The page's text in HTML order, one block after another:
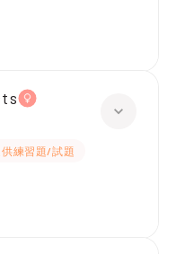
供練習題/試題